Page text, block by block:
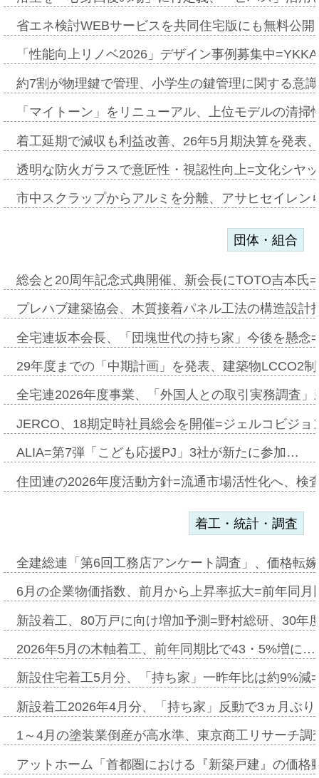
省エネ検討WEBサービスを共同住宅版にも無料公
「性能向上リノベ2026」デザイン事例募集中
約7割が物理鍵で管理、小学生の鍵管理に関する意
「マイトーン」をリニューアル、上位モデルの清
着工延期で減収も利益改善、26年5月期決算を発表
透明な防火ガラスで意匠性・視認性向上=文化シヤ
市中スクラップからアルミを分離、アサヒセイレ
団体・組合
総会と20周年記念式典開催、新会長にTOTO吉本氏
プレハブ建築協会、木質接着パネル工法の構造設
全宅連坂本会長、「団塊世代の持ち家」今後を懸
29年度までの「中期計画」を発表、建築物LCCO2
全宅連2026年度事業、「外国人との取引実務調査
JERCO、18期定時社員総会を開催=ジェルコビジ
ALIA=第7弾「こども応援PJ」3社が新たに参加…
住団連の2026年度活動方針=流通市場活性化へ、検
着工・統計・調査
全建総連「第6回工務店アンケート調査」、価格転
6月の企業物価指数、前月から上昇率拡大=前年同
新設着工、80万戸に向け増加予測=野村総研、30年
2026年5月の木軸着工、前年同期比で43・5%増に…
新設住宅着工5月分、「持ち家」一昨年比は約9%
新設着工2026年4月分、「持ち家」反動で3ヵ月ぶ
1～4月の塗装業倒産が高水準、東京商工リサーチ
アットホーム「首都圏における『新築戸建』の価